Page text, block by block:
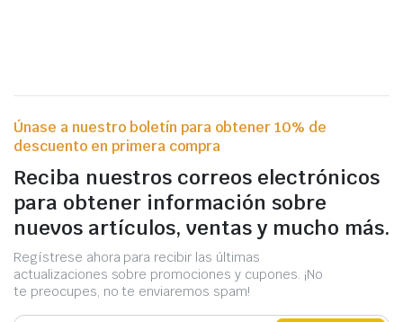
Únase a nuestro boletín para obtener 10% de
descuento en primera compra
Reciba nuestros correos electrónicos
para obtener información sobre
nuevos artículos, ventas y mucho más.
Regístrese ahora para recibir las últimas
actualizaciones sobre promociones y cupones. ¡No
te preocupes, no te enviaremos spam!